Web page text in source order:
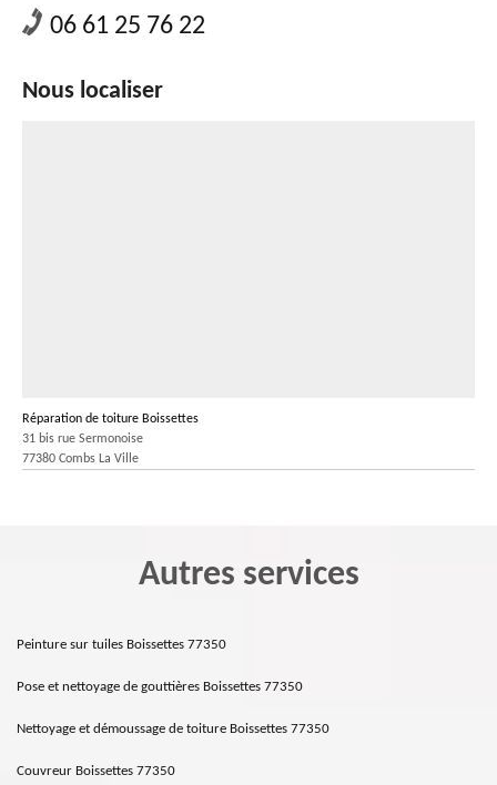
06 61 25 76 22
Nous localiser
Réparation de toiture Boissettes
31 bis rue Sermonoise
77380 Combs La Ville
Autres services
Peinture sur tuiles Boissettes 77350
Pose et nettoyage de gouttières Boissettes 77350
Nettoyage et démoussage de toiture Boissettes 77350
Couvreur Boissettes 77350